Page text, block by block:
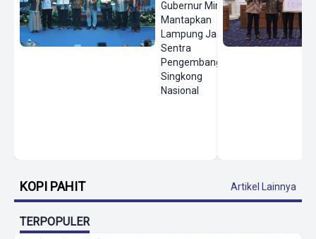
Gubernur Mirza
Mantapkan
Lampung Jadi
Sentra
Pengembangan
Singkong
Nasional
KOPI PAHIT Artikel Lainnya
TERPOPULER